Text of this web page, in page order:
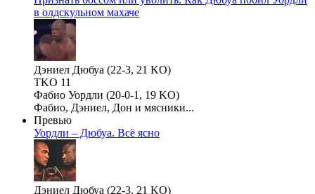
в олдскульном махаче
Дэниел Дюбуа (22-3, 21 KO)
TKO 11
Фабио Уордли (20-0-1, 19 KO)
Фабио, Дэниел, Дон и мясники...
Превью
Уордли – Дюбуа. Всё ясно
Дэниел Дюбуа (22-3, 21 KO)